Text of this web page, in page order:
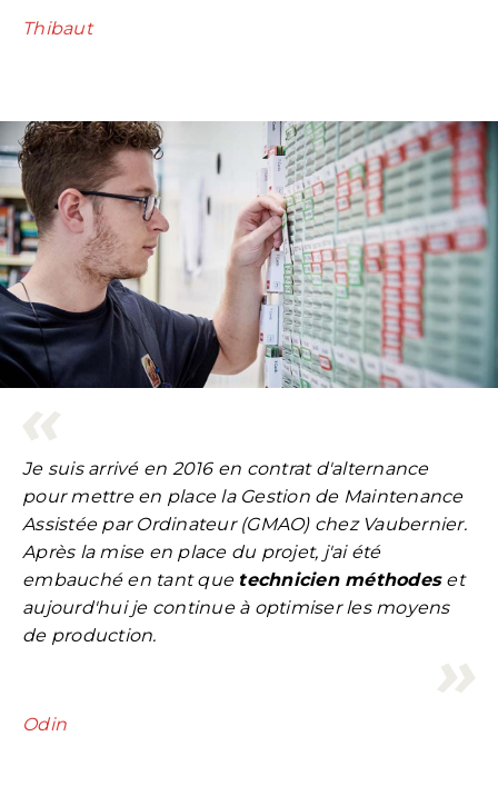
Thibaut
Je suis arrivé en 2016 en contrat d'alternance
pour mettre en place la Gestion de Maintenance
Assistée par Ordinateur (GMAO) chez Vaubernier.
Après la mise en place du projet, j'ai été
embauché en tant que technicien méthodes et
aujourd'hui je continue à optimiser les moyens
de production.
Odin